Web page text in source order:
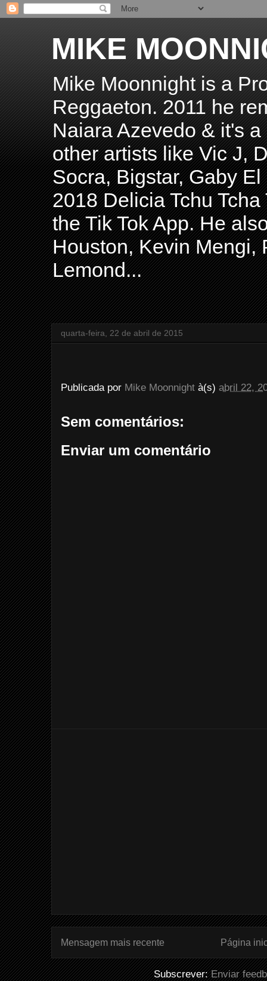
MIKE
Mike Moonnight is a
Reggaeton. 2011 he
Naiara Azevedo & it's
other artists like Vic J,
Socra, Bigstar, Gaby
2018 Delicia Tchu
the Tik Tok App. He
Houston, Kevin Mengi,
Lemond...
quarta-feira, 22 de abril de 2015
Publicada por Mike Moonnight à(s) abril 22,
Sem comentários:
Enviar um comentário
Mensagem mais recente Página
Subscrever:Enviar